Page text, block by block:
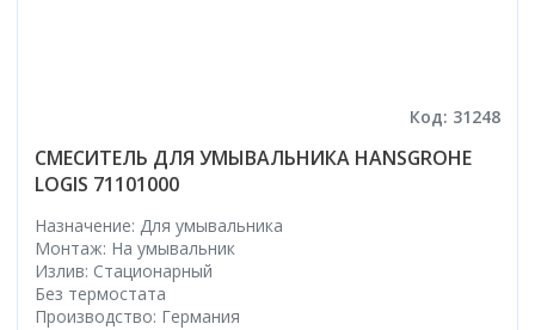
Код: 31248
СМЕСИТЕЛЬ ДЛЯ УМЫВАЛЬНИКА HANSGROHE
LOGIS 71101000
Назначение: Для умывальника
Монтаж: На умывальник
Излив: Стационарный
Без термостата
Производство: Германия